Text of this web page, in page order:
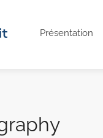
Présentation